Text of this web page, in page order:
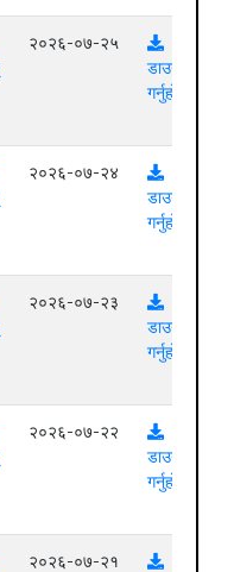
२०२६-०७-२५
डाउनलोड
गर्नुहोस्
२०२६-०७-२४
डाउनलोड
गर्नुहोस्
२०२६-०७-२३
डाउनलोड
गर्नुहोस्
२०२६-०७-२२
डाउनलोड
गर्नुहोस्
२०२६-०७-२१